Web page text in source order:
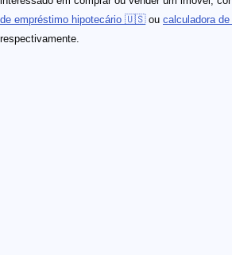
de empréstimo hipotecário 🇺🇸ou calculadora
respectivamente.